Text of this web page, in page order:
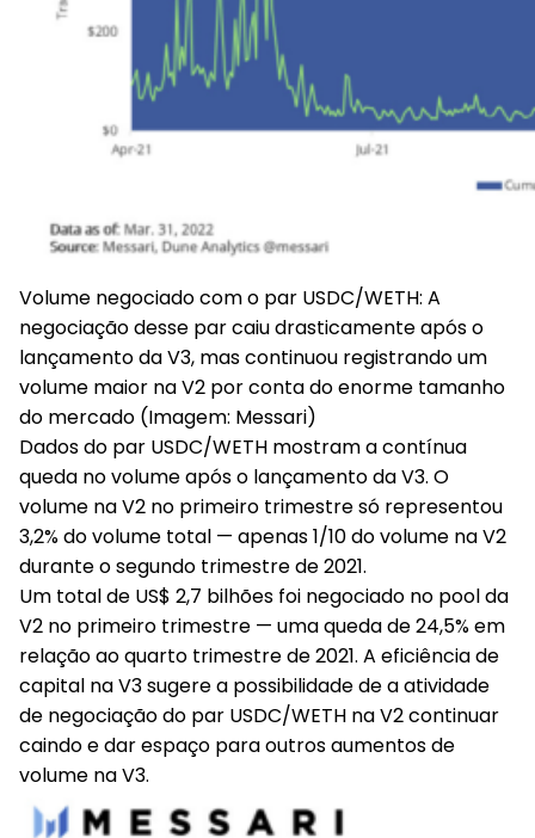
Volume negociado com o par USDC/WETH: A
negociação desse par caiu drasticamente após o
lançamento da V3, mas continuou registrando um
volume maior na V2 por conta do enorme tamanho
do mercado (Imagem: Messari)
Dados do par USDC/WETH mostram a contínua
queda no volume após o lançamento da V3. O
volume na V2 no primeiro trimestre só representou
3,2% do volume total — apenas 1/10 do volume na V2
durante o segundo trimestre de 2021.
Um total de US$ 2,7 bilhões foi negociado no pool da
V2 no primeiro trimestre — uma queda de 24,5% em
relação ao quarto trimestre de 2021. A eficiência de
capital na V3 sugere a possibilidade de a atividade
de negociação do par USDC/WETH na V2 continuar
caindo e dar espaço para outros aumentos de
volume na V3.